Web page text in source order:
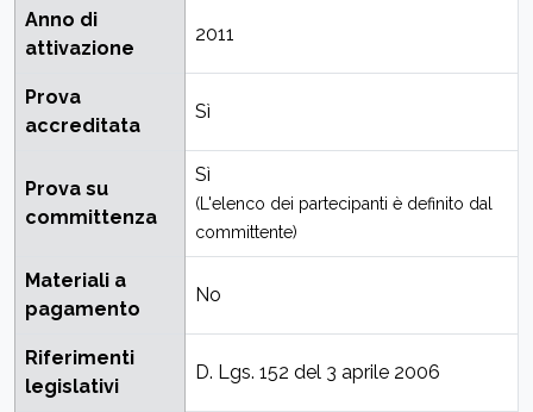
Anno di
attivazione
2011
Prova
accreditata
Sì
Prova su
committenza
Sì
(L'elenco dei partecipanti è definito dal
committente)
Materiali a
pagamento
No
Riferimenti
legislativi
D. Lgs. 152 del 3 aprile 2006